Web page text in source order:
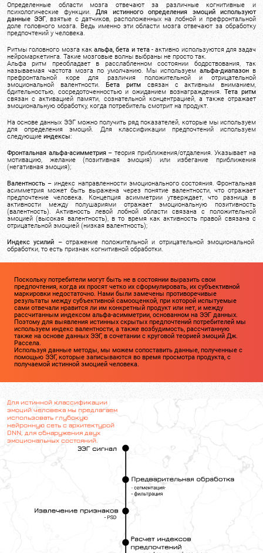
Определенные области мозга отвечают за различные когнитивные и
психологические функции. Для истинного определения эмоций используют
данные ЭЭГ, взятые с датчиков, расположенных на лобной и префронтальной
доле головного мозга. Ведь именно эти области мозга отвечают за обработку
предпочтений у человека.
Ритмы головного мозга как альфа, бета и тета- активно используются для задач
нейромаркетинга. Такие мозговые волны выбраны не просто так.
Альфа ритм преобладает в расслабленном состоянии бодрствования, так
называемая частота мозга по умолчанию. Мы используемальфа-диапазон в
префронтальной коре для различия положительной и отрицательной
эмоциональной валентности.Бета ритм связан с активным вниманием,
бдительностью, сосредоточенностью и ожиданием вознаграждения.Тета ритм
связан с активацией памяти, сознательной концентрацией, а также отражает
эмоциональную обработку, когда потребитель смотрит на продукт.
На основе данных ЭЭГ можно получить ряд показателей, которые мы используем
для определения эмоций. Для классификации предпочтений используем
следующие индексы:
Фронтальная альфа-асимметрия– теория приближения/отдаления. Указывает на
мотивацию, желание (позитивная эмоция) или избегание приближения
(негативная эмоция);
Валентность – индекс направленности эмоционального состояния. Фронтальная
асимметрия может быть выражена через понятие валентности, что отражает
предпочтение человека. Концепция асимметрии утверждает, что разница в
активности между полушариями отражает эмоциональную позитивность
(валентность). Активность левой лобной области связана с положительной
эмоцией (высокая валентность), в то время как активность правой связана с
отрицательной эмоцией (низкая валентность);
Индекс усилий – отражение положительной и отрицательной эмоциональной
обработки, то есть признак когнитивной обработки.
Поскольку потребители могут быть не в состоянии выразить свои
предпочтения, когда их просят четко их сформулировать, их субъективной
маркировки недостаточно. Нами были замечены противоречивые
результаты между субъективной самооценкой, при которой испытуемые
сами отвечали нравится ли им конкретный продукт или нет, и между
рассчитанным индексом альфа-асимметрии, основанном на ЭЭГ данных.
Поэтому для выявления истинных скрытых предпочтений потребителей мы
используем индекс валентности, а также возбудимость, рассчитанную
также на основе данных ЭЭГ, в сочетании с круговой теорией эмоций Дж.
Рассела.
Используя данные методы, мы можем сопоставить данные, полученные с
помощью ЭЭГ, которые записываются во время просмотра продукта, с
получаемой истинной эмоцией человека.
Для истинной классификации
эмоций человека мы предлагаем
использовать глубокую
нейронную сеть с архитектурой
DNN, для обнаружения двух
эмоциональных состояний.